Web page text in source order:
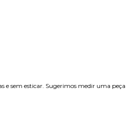
e sem esticar. Sugerimos medir uma